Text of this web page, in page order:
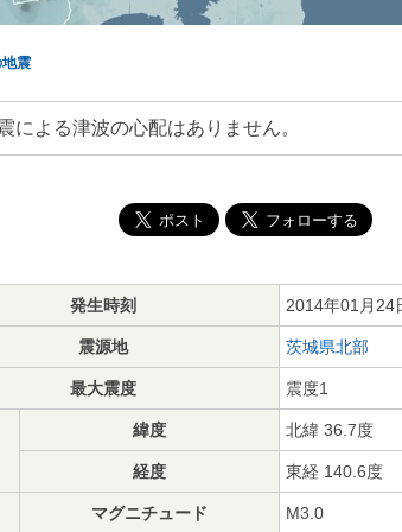
震
による津波の心配はありません。
発生時刻 2014年01月24
震源地 茨城県北部
最大震度 震度1
緯度 北緯 36.7度
経度 東経 140.6度
マグニチュード M3.0